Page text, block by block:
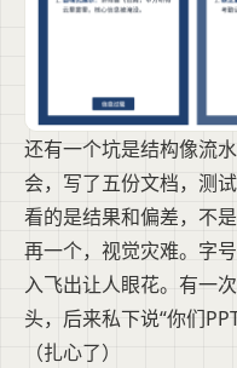
还有一个坑是结构像流
会，写了五份文档，测
看的是结果和偏差，不是
再一个，视觉灾难。字
入飞出让人眼花。有一
头，后来私下说“你们
（扎心了）